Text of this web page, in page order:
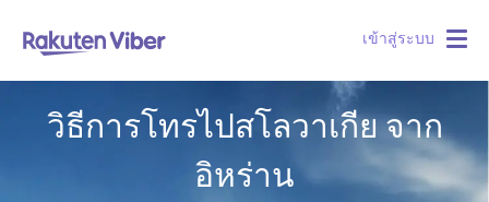
เข้าสู่ระบบ
วิธีการโทรไปสโลวาเกีย จาก
อิหร่าน